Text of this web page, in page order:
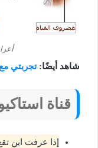
شاهد أيضًا:تجربتي
قناة
إذا عرفت اين